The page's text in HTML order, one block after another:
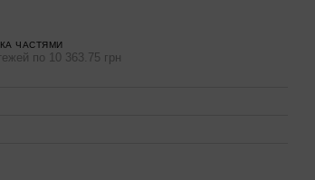
ЧАСТЯМИ
по 10 363.75 грн